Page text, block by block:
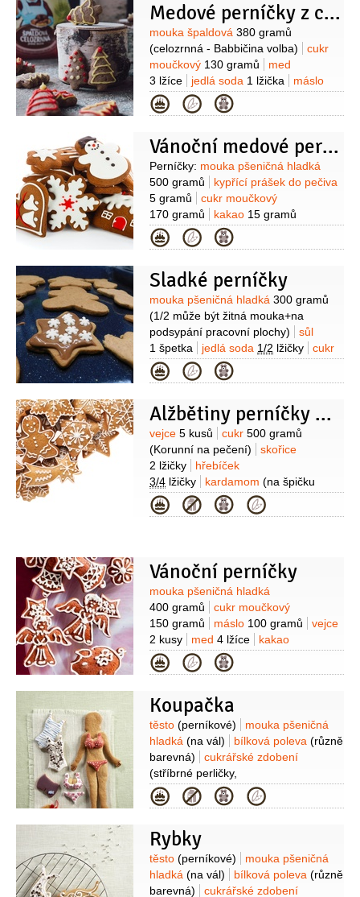
Medové perníčky z celozrnné špaldové mouky
Suroviny
mouka špaldová 380 gramů
(celozrnná - Babbičina volba)
cukr
moučkový 130 gramů
med
3 lžíce
jedlá soda 1 lžička
máslo
60 gramů
(rozpuštěné)
2 kusy
koření do perníku1 lžíce
muškátový oříšek)
kakao1 lžíce
(holandské)
mléko 50 mililitrů
Kategorie
Vánoční medové perníčky
Suroviny
Perníčky: mouka pšeničná hladká
500 gramů
kypřící prášek do pečiva
5 gramů
cukr moučkový
170 gramů
kakao 15 gramů
(holandské)
sůl
1/2lžíce (mletá) zázvor1/4lžíce
(mletý)
med180 gramů
Poleva:
bílek
1 kus voda 1 lžička
šťáva
citronová
(pár kapek)
cukr moučkový
125 gramů
Kategorie
Sladké perníčky
Suroviny
mouka pšeničná hladká 300 gramů
(1/2 může být žitná mouka+na
podsypání pracovní plochy)
sůl
1 špetka
jedlá soda 1/2 lžičky
cukr
moučkový
150 gramů
10 gramů
koření perníkové(a špetka
(rozpuštěné)
med4 lžíce
rum
2 lžíce
Kategorie
Alžbětiny perníčky po bavorsku
Suroviny
vejce 5 kusů cukr 500 gramů
(Korunní na pečení)
skořice
2 lžičky
hřebíček
3/4 lžičky kardamom (na špičku
nože)
šťáva citronová
1/2kusu
citronová kůra kandovaná
g neoloupaných mandlí a 250 g
vlašských oříšků) )
poleva
(čokoládová nebo punčová)
Kategorie
Vánoční perníčky
Suroviny
mouka pšeničná hladká
400 gramů
cukr moučkový
150 gramů
máslo 100 gramů
vejce
2 kusy
med 4 lžíce
kakao
1 lžíce
kypřící prášek do perníku
2 lžičky
koření do perníku
Na polevu: cukr moučkový
150 gramů
bílek voda
1 lžíce
(teplá)
Kategorie
Koupačka
Suroviny
těsto (perníkové)
mouka pšeničná
hladká (na vál) bílková poleva (různě
barevná)
cukrářské zdobení
(stříbrné perličky,
minisrdíčka)
čokoláda
Kategorie
Rybky
Suroviny
těsto (perníkové)
mouka pšeničná
hladká (na vál) bílková poleva (různě
barevná)
cukrářské zdobení